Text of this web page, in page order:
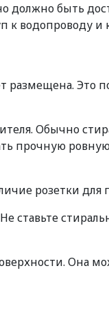
должно быть
водопроводу и
размещена. Это
Обычно
прочную
розетки для
ставьте
Она